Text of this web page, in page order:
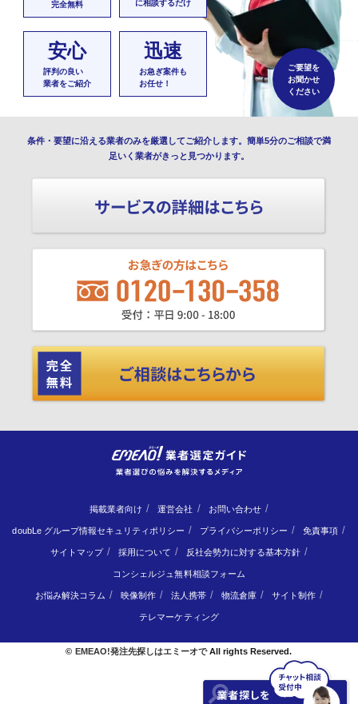
完全無料
に相談するだけ
安心
評判の良い
業者をご紹介
迅速
お急ぎ案件も
お任せ！
ご要望を
お聞かせ
ください
条件・要望に沿える業者のみを厳選してご紹介します。簡単5分のご相談で満
足いく業者がきっと見つかります。
掲載業者向け 運営会社 お問い合わせ
doubLe グループ情報セキュリティポリシー プライバシーポリシー 免責事項
サイトマップ 採用について 反社会勢力に対する基本方針
コンシェルジュ無料相談フォーム
お悩み解決コラム 映像制作 法人携帯 物流倉庫 サイト制作
テレマーケティング
© EMEAO!発注先探しはエミーオでAll rights Reserved.